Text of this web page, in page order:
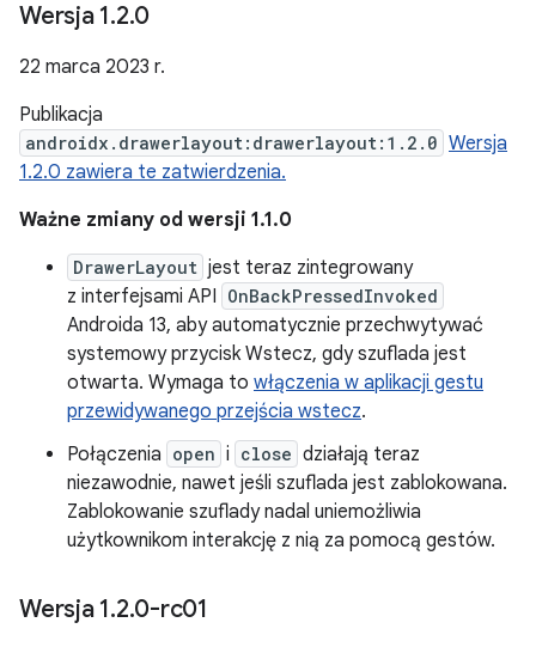
Wersja 1.2.0
22 marca 2023 r.
Publikacja
androidx.drawerlayout:drawerlayout:1.2.0 Wersja
1.2.0 zawiera te zatwierdzenia.
Ważne zmiany od wersji 1.1.0
DrawerLayout jest teraz zintegrowany
z interfejsami API OnBackPressedInvoked
Androida 13, aby automatycznie przechwytywać
systemowy przycisk Wstecz, gdy szuflada jest
otwarta. Wymaga to włączenia w aplikacji gestu
przewidywanego przejścia wstecz.
Połączenia open i close działają teraz
niezawodnie, nawet jeśli szuflada jest zablokowana.
Zablokowanie szuflady nadal uniemożliwia
użytkownikom interakcję z nią za pomocą gestów.
Wersja 1.2.0-rc01